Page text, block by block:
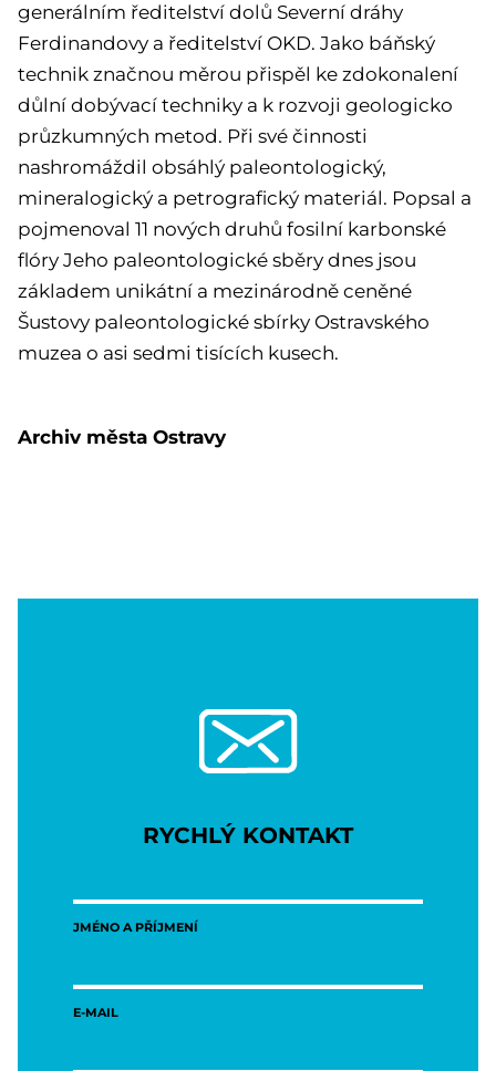
generálním ředitelství dolů Severní dráhy
Ferdinandovy a ředitelství OKD. Jako báňský
technik značnou měrou přispěl ke zdokonalení
důlní dobývací techniky a k rozvoji geologicko
průzkumných metod. Při své činnosti
nashromáždil obsáhlý paleontologický,
mineralogický a petrografický materiál. Popsal a
pojmenoval 11 nových druhů fosilní karbonské
flóry Jeho paleontologické sběry dnes jsou
základem unikátní a mezinárodně ceněné
Šustovy paleontologické sbírky Ostravského
muzea o asi sedmi tisících kusech.
Archiv města Ostravy
RYCHLÝ KONTAKT
JMÉNO A PŘÍJMENÍ
E-MAIL